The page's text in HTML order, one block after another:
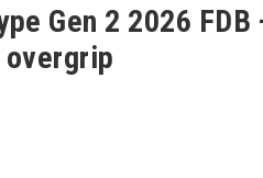
Gen 2 2026 FDB